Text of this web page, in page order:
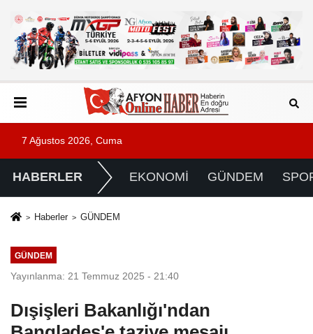
7 Ağustos 2026, Cuma
HABERLER EKONOMİ GÜNDEM
Haberler GÜNDEM
GÜNDEM
Yayınlanma: 21 Temmuz 2025 - 21:40
Dışişleri Bakanlığı'ndan